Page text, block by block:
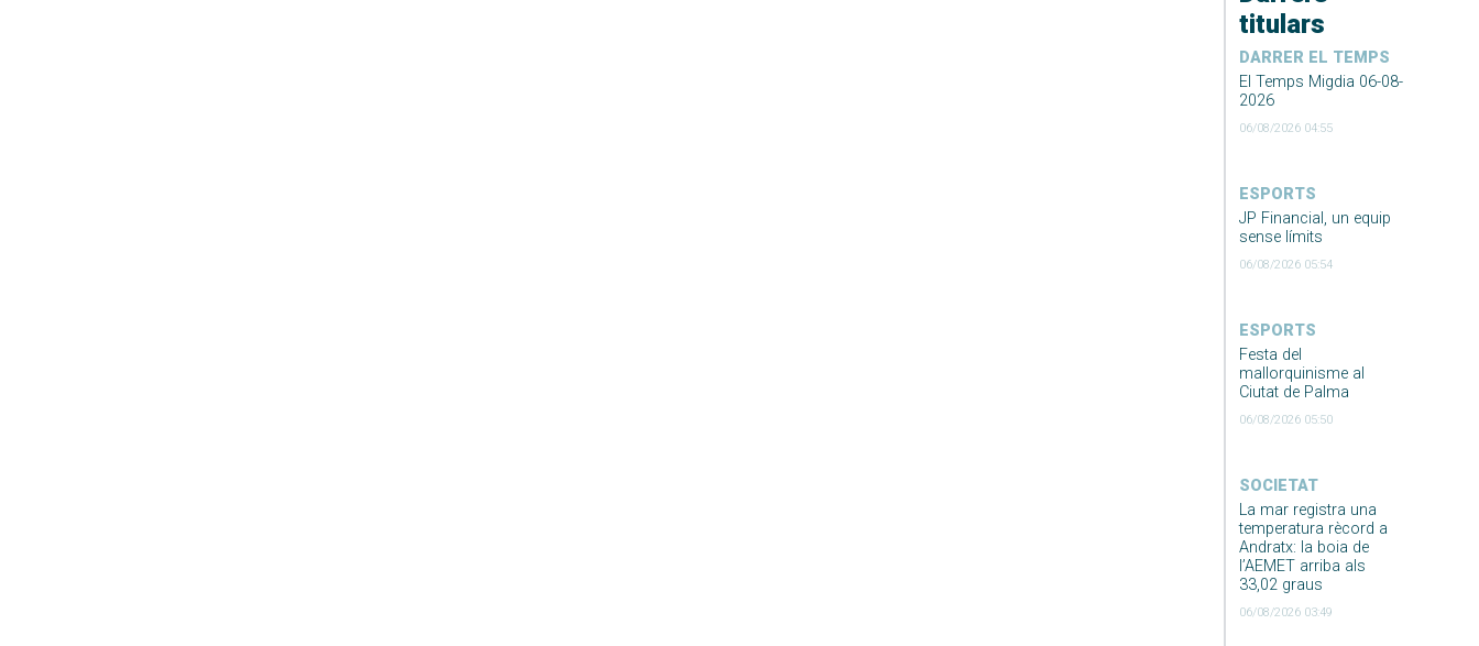
titulars
DARRER EL TEMPS
El Temps Migdia 06-08-
2026
06/08/2026 04:55
ESPORTS
JP Financial, un equip
sense límits
06/08/2026 05:54
ESPORTS
Festa del
mallorquinisme al
Ciutat de Palma
06/08/2026 05:50
SOCIETAT
La mar registra una
temperatura rècord a
Andratx: la boia de
l’AEMET arriba als
33,02 graus
06/08/2026 03:49